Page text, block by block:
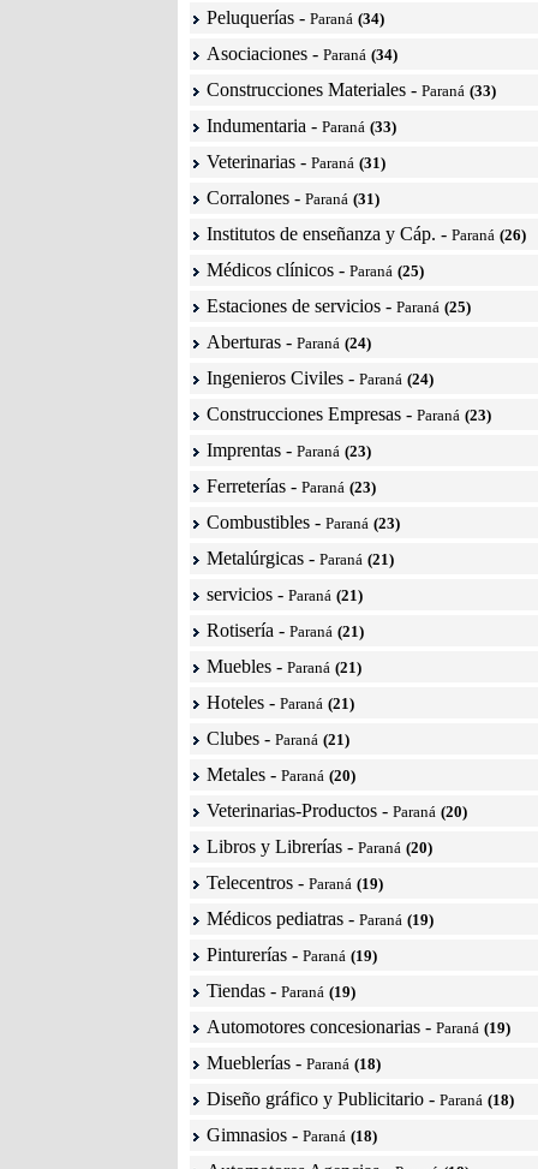
Peluquerías - Paraná (34)
Asociaciones - Paraná (34)
Construcciones Materiales - Paraná (33)
Indumentaria - Paraná (33)
Veterinarias - Paraná (31)
Corralones - Paraná (31)
Institutos de enseñanza y Cáp. - Paraná (26)
Médicos clínicos - Paraná (25)
Estaciones de servicios - Paraná (25)
Aberturas - Paraná (24)
Ingenieros Civiles - Paraná (24)
Construcciones Empresas - Paraná (23)
Imprentas - Paraná (23)
Ferreterías - Paraná (23)
Combustibles - Paraná (23)
Metalúrgicas - Paraná (21)
servicios - Paraná (21)
Rotisería - Paraná (21)
Muebles - Paraná (21)
Hoteles - Paraná (21)
Clubes - Paraná (21)
Metales - Paraná (20)
Veterinarias-Productos - Paraná (20)
Libros y Librerías - Paraná (20)
Telecentros - Paraná (19)
Médicos pediatras - Paraná (19)
Pinturerías - Paraná (19)
Tiendas - Paraná (19)
Automotores concesionarias - Paraná (19)
Mueblerías - Paraná (18)
Diseño gráfico y Publicitario - Paraná (18)
Gimnasios - Paraná (18)